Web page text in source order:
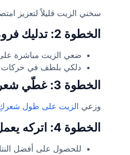
سخني الزيت قليلاً لتعزيز
الخطوة 2: تدليك فروة الرأس
ضعي الزيت مباشرة
دلكي بلطف في حركات دائرية لمدة 5-10 دقائق
الخطوة 3: غطّي شعركِ
وزعي الزيت على طول
الخطوة 4: اتركه يعمل
للحصول على أفضل